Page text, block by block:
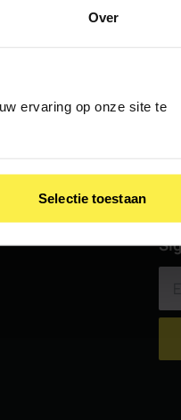
Over
ervaring op onze site te
Selectie toestaan